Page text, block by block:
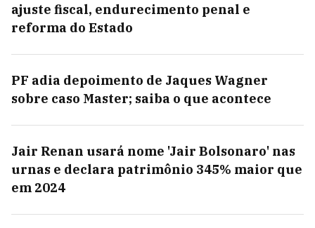
ajuste fiscal, endurecimento penal e
reforma do Estado
PF adia depoimento de Jaques Wagner
sobre caso Master; saiba o que acontece
Jair Renan usará nome 'Jair Bolsonaro' nas
urnas e declara patrimônio 345% maior que
em 2024